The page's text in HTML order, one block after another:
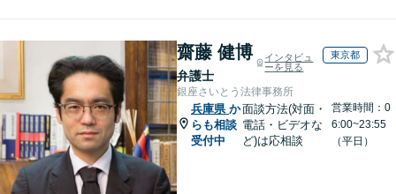
齋藤 健博
弁護士
インタビュ
ーを見る
東京都
銀座さいとう法律事務所
兵庫県 か
らも相談
受付中
面談方法(対面・
電話・ビデオな
ど)は応相談
営業時間：0
6:00~23:55
（平日）